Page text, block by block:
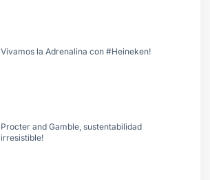
Vivamos la Adrenalina con #Heineken!
Procter and Gamble, sustentabilidad
irresistible!